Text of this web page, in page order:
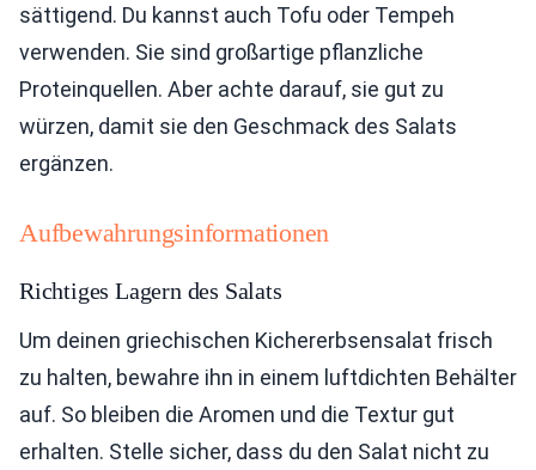
sättigend. Du kannst auch Tofu oder Tempeh
verwenden. Sie sind großartige pflanzliche
Proteinquellen. Aber achte darauf, sie gut zu
würzen, damit sie den Geschmack des Salats
ergänzen.
Aufbewahrungsinformationen
Richtiges Lagern des Salats
Um deinen griechischen Kichererbsensalat frisch
zu halten, bewahre ihn in einem luftdichten Behälter
auf. So bleiben die Aromen und die Textur gut
erhalten. Stelle sicher, dass du den Salat nicht zu